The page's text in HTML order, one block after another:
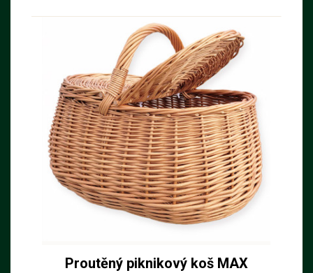
Proutěný piknikový koš MAX